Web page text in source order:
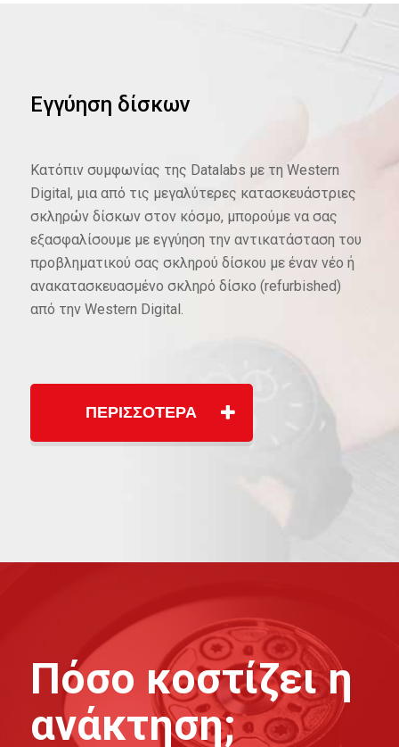
Εγγύηση δίσκων
Κατόπιν συμφωνίας της Datalabs με τη Western
Digital, μια από τις μεγαλύτερες κατασκευάστριες
σκληρών δίσκων στον κόσμο, μπορούμε να σας
εξασφαλίσουμε με εγγύηση την αντικατάσταση του
προβληματικού σας σκληρού δίσκου με έναν νέο ή
ανακατασκευασμένο σκληρό δίσκο (refurbished)
από την Western Digital.
ΠΕΡΙΣΣΟΤΕΡΑ
Πόσο κοστίζει η
ανάκτηση;